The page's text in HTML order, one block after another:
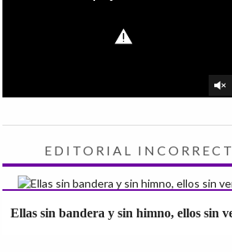
EDITORIAL
Ellas sin bandera y sin himno, ellos sin